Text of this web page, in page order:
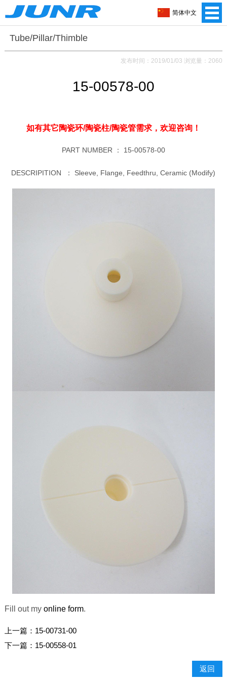
Tube/Pillar/Thimble
发布时间：2019/01/03 浏览量：2060
15-00578-00
如有其它陶瓷环/陶瓷柱/陶瓷管需求， 欢迎咨询！
PART NUMBER ： 15-00578-00
DESCRIPITION ： Sleeve, Flange, Feedthru, Ceramic (Modify)
Fill out my online form.
上一篇： 15-00731-00
下一篇： 15-00558-01
返回
简体中文